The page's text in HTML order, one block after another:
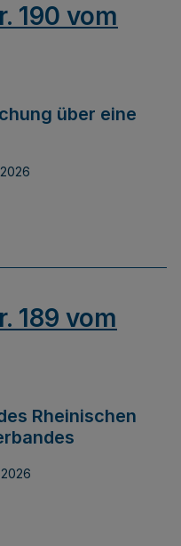
190 vom
über eine
189 vom
Rheinischen